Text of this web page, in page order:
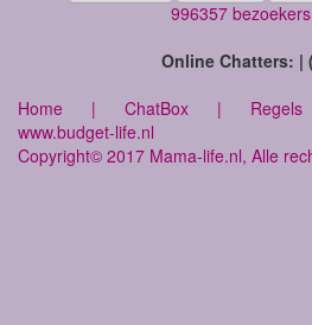
996357
Online Chatters: |
Home | ChatBox | Regels
www.budget-life.nl
Copyright© 2017 Mama-life.nl, Alle